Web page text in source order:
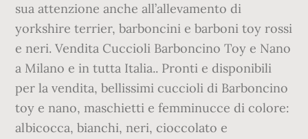
sua attenzione anche all’allevamento di
yorkshire terrier, barboncini e barboni toy rossi
e neri. Vendita Cuccioli Barboncino Toy e Nano
a Milano e in tutta Italia.. Pronti e disponibili
per la vendita, bellissimi cuccioli di Barboncino
toy e nano, maschietti e femminucce di colore:
albicocca, bianchi, neri, cioccolato e